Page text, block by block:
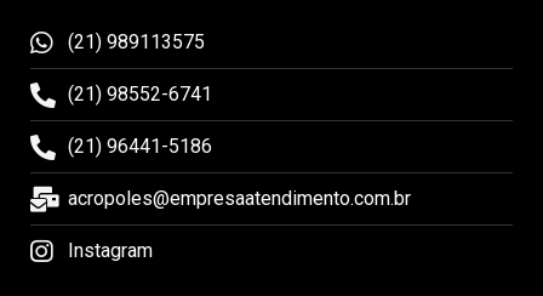
(21) 989113575
(21) 98552-6741
(21) 96441-5186
acropoles@empresaatendimento.com.br
Instagram